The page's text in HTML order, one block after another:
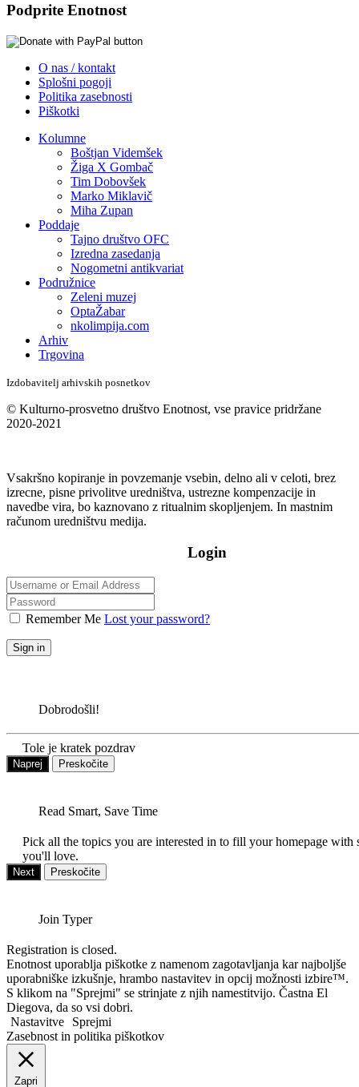
Podprite Enotnost
O nas / kontakt
Splošni pogoji
Politika zasebnosti
Piškotki
Kolumne
Boštjan Videmšek
Žiga X Gombač
Tim Dobovšek
Marko Miklavič
Miha Zupan
Poddaje
Tajno društvo OFC
Izredna zasedanja
Nogometni antikvariat
Podružnice
Zeleni muzej
OptaŽabar
nkolimpija.com
Arhiv
Trgovina
Izdobavitelj arhivskih posnetkov
© Kulturno-prosvetno društvo Enotnost, vse pravice pridržane
2020-2021
Vsakršno kopiranje in povzemanje vsebin, delno ali v celoti, brez
izrecne, pisne privolitve uredništva, ustrezne kompenzacije in
navedbe vira, bo kaznovano z ritualnim skopljenjem. In mastnim
računom uredništvu medija.
Login
Remember Me Lost your password?
Sign in
Dobrodošli!
Tole je kratek pozdrav
Naprej Preskočite
Read Smart, Save Time
Pick all the topics you are interested in to fill your homepage with
you'll love.
Next Preskočite
Join Typer
Registration is closed.
Enotnost uporablja piškotke z namenom zagotavljanja kar najboljše
uporabniške izkušnje, hrambo nastavitev in opcij možnosti izbire™.
S klikom na "Sprejmi" se strinjate z njih namestitvijo. Častna El
Diegova, da so vsi dobri.
Nastavitve
Sprejmi
Zasebnost in politika piškotkov
Zapri